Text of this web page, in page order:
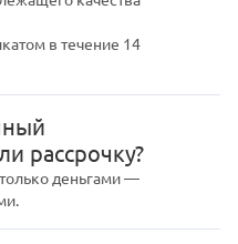
в течение 14
рассрочку?
деньгами —